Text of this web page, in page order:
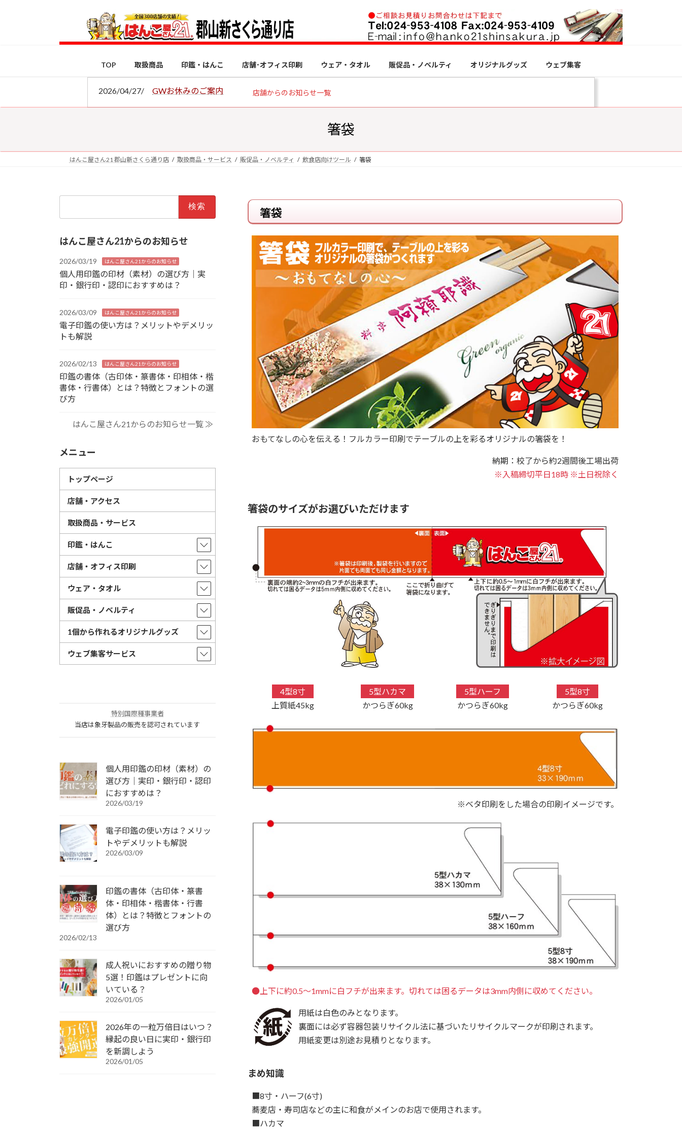
ス
ン
TOP 取扱商品 印鑑・はんこ 店舗･オフィス印刷 ウェア・タオル 販促品・ノベルティ オリジナルグッズ ウェブ集客
2026/04/27/ GWお休みのご案内 店舗からのお知らせ一覧
箸袋
はんこ屋さん21 郡山新さくら通り店 取扱商品・サービス 販促品・ノベルティ 飲食店向けツール 箸袋
箸袋
おもてなしの心を伝える！フルカラー印刷でテーブルの上を彩るオリジナルの箸袋を！
納期：校了から約2週間後工場出荷
※入稿締切平日18時 ※土日祝除く
箸袋のサイズがお選びいただけます
4型8寸
上質紙45kg
5型ハカマ
かつらぎ60kg
5型ハーフ
かつらぎ60kg
5型8寸
かつらぎ60kg
※ベタ印刷をした場合の印刷イメージです。
●上下に約0.5～1mmに白フチが出来ます。切れては困るデータは3mm内側に収めてください。
用紙は白色のみとなります。
裏面には必ず容器包装リサイクル法に基づいたリサイクルマークが印刷されます。
用紙変更は別途お見積りとなります。
まめ知識
■8寸・ハーフ(6寸)
蕎麦店・寿司店などの主に和食がメインのお店で使用されます。
■ハカマ
はんこ屋さん21からのお知らせ
2026/03/19 はんこ屋さん21からのお知らせ
個人用印鑑の印材（素材）の選び方｜実
印・銀行印・認印におすすめは？
2026/03/09 はんこ屋さん21からのお知らせ
電子印鑑の使い方は？メリットやデメリッ
トも解説
2026/02/13 はんこ屋さん21からのお知らせ
印鑑の書体（古印体・篆書体・印相体・楷
書体・行書体）とは？特徴とフォントの選
び方
はんこ屋さん21からのお知らせ一覧 ≫
メニュー
トップページ
店舗・アクセス
取扱商品・サービス
印鑑・はんこ
店舗・オフィス印刷
ウェア・タオル
販促品・ノベルティ
1個から作れるオリジナルグッズ
ウェブ集客サービス
特別国際種事業者
当店は象牙製品の販売を認可されています
個人用印鑑の印材（素材）の
選び方｜実印・銀行印・認印
におすすめは？
2026/03/19
電子印鑑の使い方は？メリッ
トやデメリットも解説
2026/03/09
印鑑の書体（古印体・篆書
体・印相体・楷書体・行書
体）とは？特徴とフォントの
選び方
2026/02/13
成人祝いにおすすめの贈り物
5選！印鑑はプレゼントに向
いている？
2026/01/05
2026年の一粒万倍日はいつ？
縁起の良い日に実印・銀行印
を新調しよう
2026/01/05